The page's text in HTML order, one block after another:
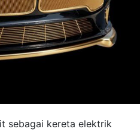
sebagai kereta elektrik